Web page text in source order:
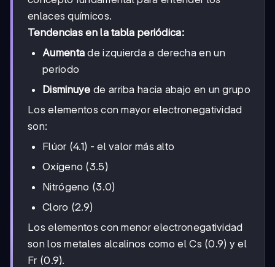
enlaces químicos.
Tendencias en la tabla periódica:
Aumenta de izquierda a derecha en un
periodo
Disminuye de arriba hacia abajo en un grupo
Los elementos con mayor electronegatividad
son:
Flúor (4.1) - el valor más alto
Oxígeno (3.5)
Nitrógeno (3.0)
Cloro (2.9)
Los elementos con menor electronegatividad
son los metales alcalinos como el Cs (0.9) y el
Fr (0.9).